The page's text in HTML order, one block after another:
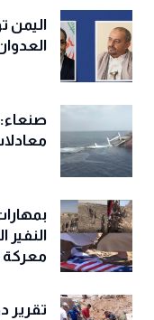
اليمن
معركة
تقرير